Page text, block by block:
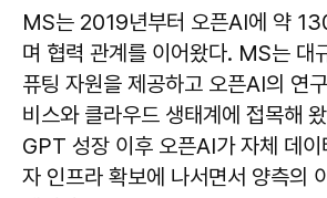
MS는 2019년부터 오픈AI에 약
며 협력 관계를 이어왔다. MS는 대
퓨팅 자원을 제공하고 오픈AI의 연
비스와 클라우드 생태계에 접목해
GPT 성장 이후 오픈AI가 자체 데
자 인프라 확보에 나서면서 양측의